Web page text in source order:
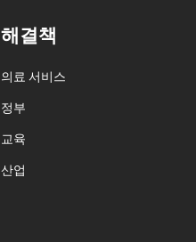
해결책
의료 서비스
정부
교육
산업